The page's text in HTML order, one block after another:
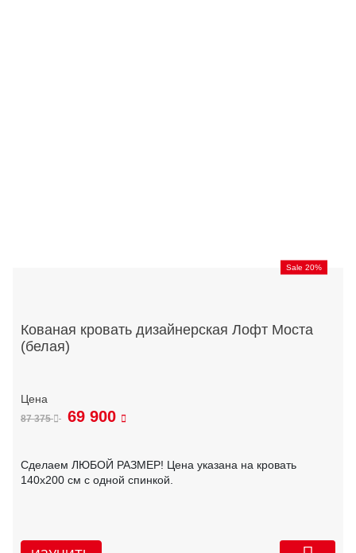
Sale 20%
Кованая кровать дизайнерская Лофт Моста
(белая)
87 375 69 900
Сделаем ЛЮБОЙ РАЗМЕР! Цена указана на кровать
140х200 см с одной спинкой.